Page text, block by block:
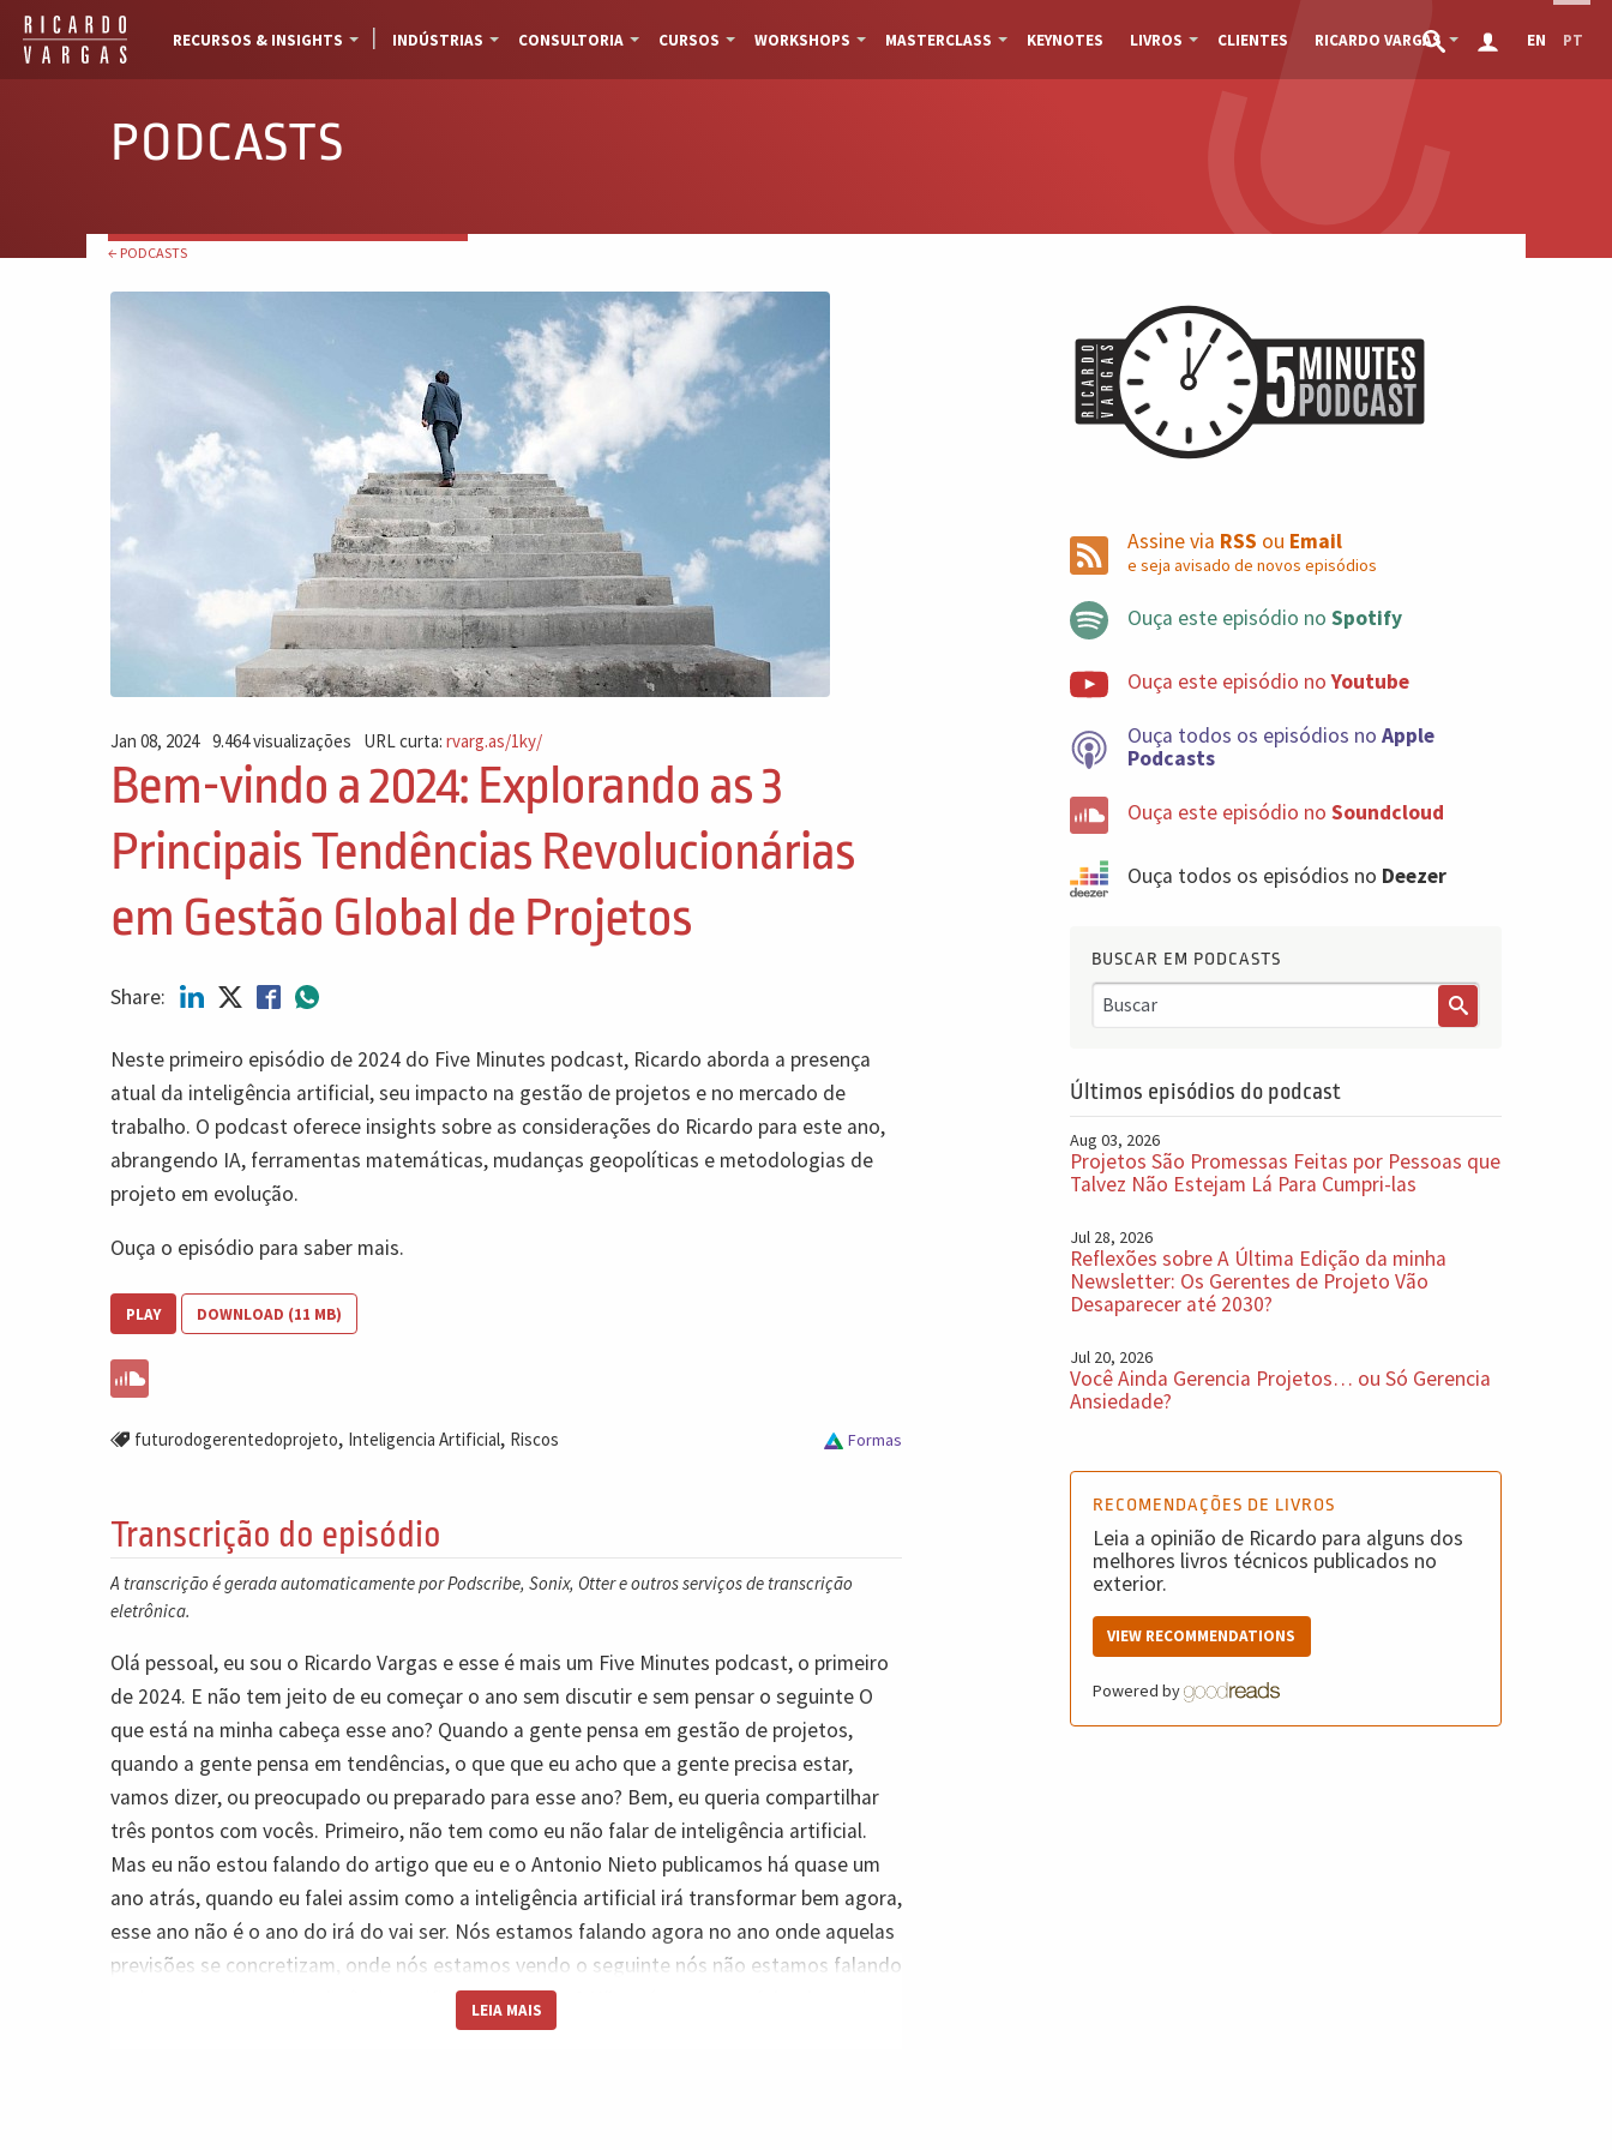
RECURSOS & INSIGHTS INDÚSTRIAS CONSULTORIA CURSOS WORKSHOPS MASTERCLASS KEYNOTES LIVROS CLIENTES RICARDO VARGAS EN PT
PODCASTS
← PODCASTS
Jan 08, 2024 9.464 visualizações URL curta:rvarg.as/1ky/
Bem-vindo a 2024: Explorando as 3
Principais Tendências Revolucionárias
em Gestão Global de Projetos
Share:
Neste primeiro episódio de 2024 do Five Minutes podcast, Ricardo aborda a presença
atual da inteligência artificial, seu impacto na gestão de projetos e no mercado de
trabalho. O podcast oferece insights sobre as considerações do Ricardo para este ano,
abrangendo IA, ferramentas matemáticas, mudanças geopolíticas e metodologias de
projeto em evolução.
Ouça o episódio para saber mais.
PLAY DOWNLOAD (11 MB)
futurodogerentedoprojeto, Inteligencia Artificial, Riscos Formas
Transcrição do episódio
A transcrição é gerada automaticamente por Podscribe, Sonix, Otter e outros serviços de transcrição
eletrônica.
Olá pessoal, eu sou o Ricardo Vargas e esse é mais um Five Minutes podcast, o primeiro
de 2024. E não tem jeito de eu começar o ano sem discutir e sem pensar o seguinte O
que está na minha cabeça esse ano? Quando a gente pensa em gestão de projetos,
quando a gente pensa em tendências, o que que eu acho que a gente precisa estar,
vamos dizer, ou preocupado ou preparado para esse ano? Bem, eu queria compartilhar
três pontos com vocês. Primeiro, não tem como eu não falar de inteligência artificial.
Mas eu não estou falando do artigo que eu e o Antonio Nieto publicamos há quase um
ano atrás, quando eu falei assim como a inteligência artificial irá transformar bem agora,
esse ano não é o ano do irá do vai ser. Nós estamos falando agora no ano onde aquelas
previsões se concretizam, onde nós estamos vendo o seguinte nós não estamos falando
assim a como que a inteligência artificial vai facilitar? Não, nós estamos falando aqui
agora é o seguinte ou a inteligência artificial já está facilitando o seu trabalho ou
LEIA MAIS
Assine via RSS ou Email
e seja avisado de novos episódios
Ouça este episódio no Spotify
Ouça este episódio noYoutube
Ouça todos os episódios no Apple
Podcasts
Ouça este episódio no Soundcloud
Ouça todos os episódios no Deezer
BUSCAR EM PODCASTS
Últimos episódios do podcast
Aug 03, 2026
Projetos São Promessas Feitas por Pessoas que
Talvez Não Estejam Lá Para Cumpri-las
Jul 28, 2026
Reflexões sobre A Última Edição da minha
Newsletter: Os Gerentes de Projeto Vão
Desaparecer até 2030?
Jul 20, 2026
Você Ainda Gerencia Projetos… ou Só Gerencia
Ansiedade?
RECOMENDAÇÕES DE LIVROS
Leia a opinião de Ricardo para alguns dos
melhores livros técnicos publicados no
exterior.
VIEW RECOMMENDATIONS
Powered by